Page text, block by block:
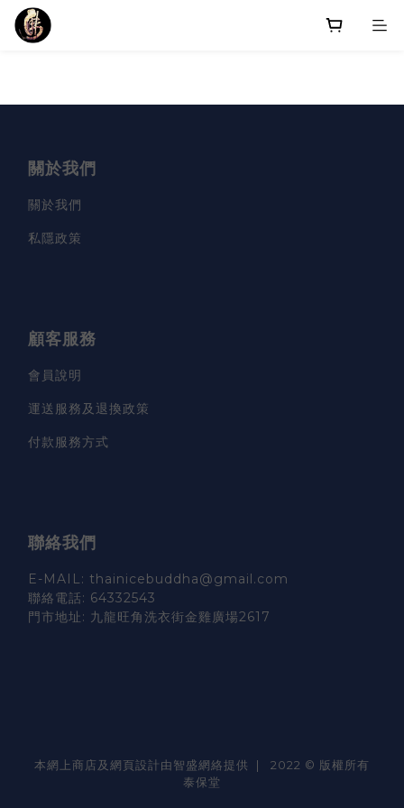
關於我們
關於我們
私隱政策
顧客服務
會員說明
運送服務及退換政策
付款服務方式
聯絡我們
E-MAIL: thainicebuddha@gmail.com
聯絡電話: 64332543
門市地址: 九龍旺角洗衣街金雞廣場2617
本網上商店及網頁設計由智盛網絡提供 | 2022 © 版權所有
泰保堂